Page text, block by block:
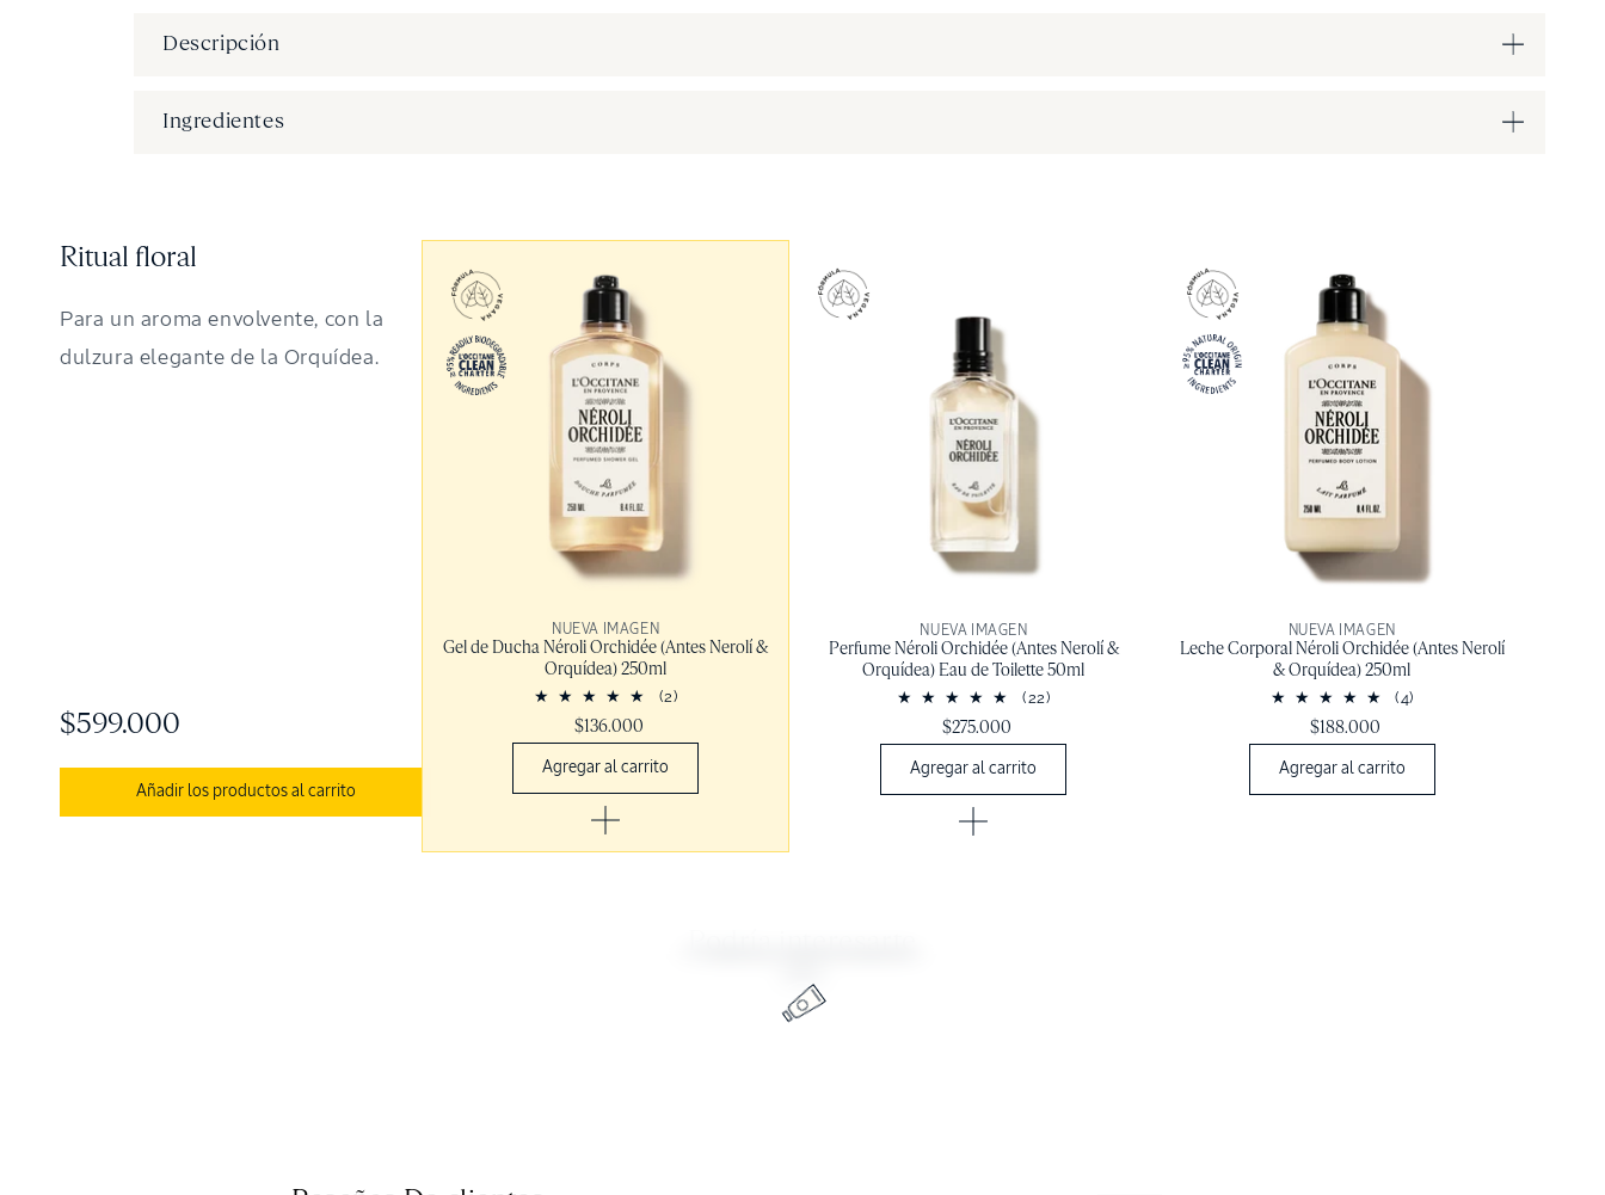
Descripción
Ingredientes
Ritual floral
Para un aroma envolvente, con la
dulzura elegante de la Orquídea.
$599.000
Añadir los productos al carrito
NUEVA IMAGEN
Gel de Ducha Néroli Orchidée (Antes Nerolí &
Orquídea) 250ml
(2)
$136.000
Agregar al carrito
NUEVA IMAGEN
Perfume Néroli Orchidée (Antes Nerolí &
Orquídea) Eau de Toilette 50ml
(22)
$275.000
Agregar al carrito
NUEVA IMAGEN
Leche Corporal Néroli Orchidée (Antes Nerolí
& Orquídea) 250ml
(4)
$188.000
Agregar al carrito